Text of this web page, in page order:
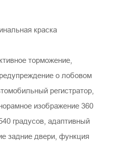
краска
торможение,
о лобовом
регистратор,
изображение 360
градусов, адаптивный
задние двери, функция